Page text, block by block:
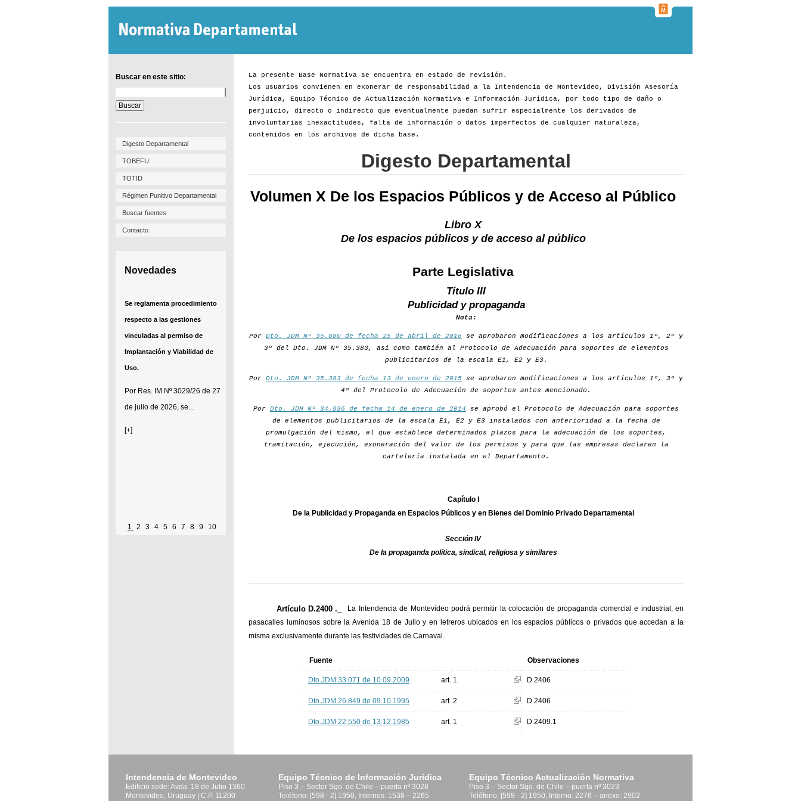
Buscar en este sitio:
en
este
sitio:
Digesto Departamental
TOBEFU
TOTID
Régimen Punitivo Departamental
Buscar fuentes
Contacto
Novedades
Se reglamenta procedimiento
respecto a las gestiones
vinculadas al permiso de
Implantación y Viabilidad de
Uso.
Por Res. IM Nº 3029/26 de 27
de julio de 2026, se...
[+]
1 2 3 4 5 6 7 8 9 10
La presente Base Normativa se encuentra en estado de revisión.
Los usuarios convienen en exonerar de responsabilidad a la Intendencia de Montevideo, División Asesoría
Jurídica, Equipo Técnico de Actualización Normativa e Información Jurídica, por todo tipo de daño o
perjuicio, directo o indirecto que eventualmente puedan sufrir especialmente los derivados de
involuntarias inexactitudes, falta de información o datos imperfectos de cualquier naturaleza,
contenidos en los archivos de dicha base.
Digesto Departamental
Volumen X De los Espacios Públicos y de Acceso al Público
Libro X
De los espacios públicos y de acceso al público
Parte Legislativa
Título III
Publicidad y propaganda
Nota:
Por Dto. JDM Nº 35.880 de fecha 25 de abril de 2016 se aprobaron modificaciones a los artículos 1º, 2º y
3º del Dto. JDM Nº 35.383, asi como también al Protocolo de Adecuación para soportes de elementos
publicitarios de la escala E1, E2 y E3.
Por Dto. JDM Nº 35.383 de fecha 13 de enero de 2015 se aprobaron modificaciones a los artículos 1º, 3º y
4º del Protocolo de Adecuación de soportes antes mencionado.
Por Dto. JDM Nº 34.936 de fecha 14 de enero de 2014 se aprobó el Protocolo de Adecuación para soportes
de elementos publicitarios de la escala E1, E2 y E3 instalados con anterioridad a la fecha de
promulgación del mismo, el que establece determinados plazos para la adecuación de los soportes,
tramitación, ejecución, exoneración del valor de los permisos y para que las empresas declaren la
cartelería instalada en el Departamento.
Capítulo I
De la Publicidad y Propaganda en Espacios Públicos y en Bienes del Dominio Privado Departamental
Sección IV
De la propaganda política, sindical, religiosa y similares
Artículo D.2400 ._
La Intendencia de Montevideo podrá permitir la colocación de propaganda comercial e industrial, en
pasacalles luminosos sobre la Avenida 18 de Julio y en letreros ubicados en los espacios públicos o privados que accedan a la
misma exclusivamente durante las festividades de Carnaval.
Fuente Observaciones
Dto.JDM 33.071 de 10.09.2009 art. 1 D.2406
Dto.JDM 26.849 de 09.10.1995 art. 2 D.2406
Dto.JDM 22.550 de 13.12.1985 art. 1 D.2409.1
Intendencia de Montevideo
Edificio sede: Avda. 18 de Julio 1360
Montevideo, Uruguay | C.P. 11200
Equipo Técnico Actualización Normativa
Piso 3 – Sector Sgo. de Chile – puerta nº 3023
Teléfono: [598 - 2] 1950, Interno: 2276 – anexo: 2902
Equipo Técnico de Información Jurídica
Piso 3 – Sector Sgo. de Chile – puerta nº 3028
Teléfono: [598 - 2] 1950, Internos: 1538 – 2265